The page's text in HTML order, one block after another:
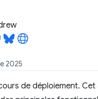
2025
de déploiement.